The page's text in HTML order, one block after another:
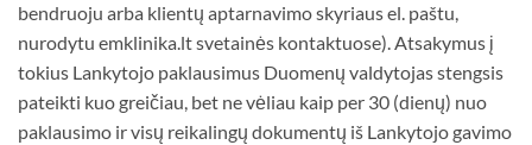
bendruoju arba klientų aptarnavimo skyriaus el. paštu,
nurodytu emklinika.lt svetainės kontaktuose). Atsakymus į
tokius Lankytojo paklausimus Duomenų valdytojas stengsis
pateikti kuo greičiau, bet ne vėliau kaip per 30 (dienų) nuo
paklausimo ir visų reikalingų dokumentų iš Lankytojo gavimo